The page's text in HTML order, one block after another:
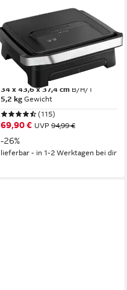
TEFAL
Kontaktgrill Inicio Classic, 2-in-
1 Panini/Grill,
antihaftbeschichtete Platten
2000 W
Leistung
34 x 43,6 x 37,4 cm B/H/T
5,2 kg Gewicht
(115)
69,90 € UVP 94,99 €
-26%
lieferbar - in 1-2 Werktagen bei dir